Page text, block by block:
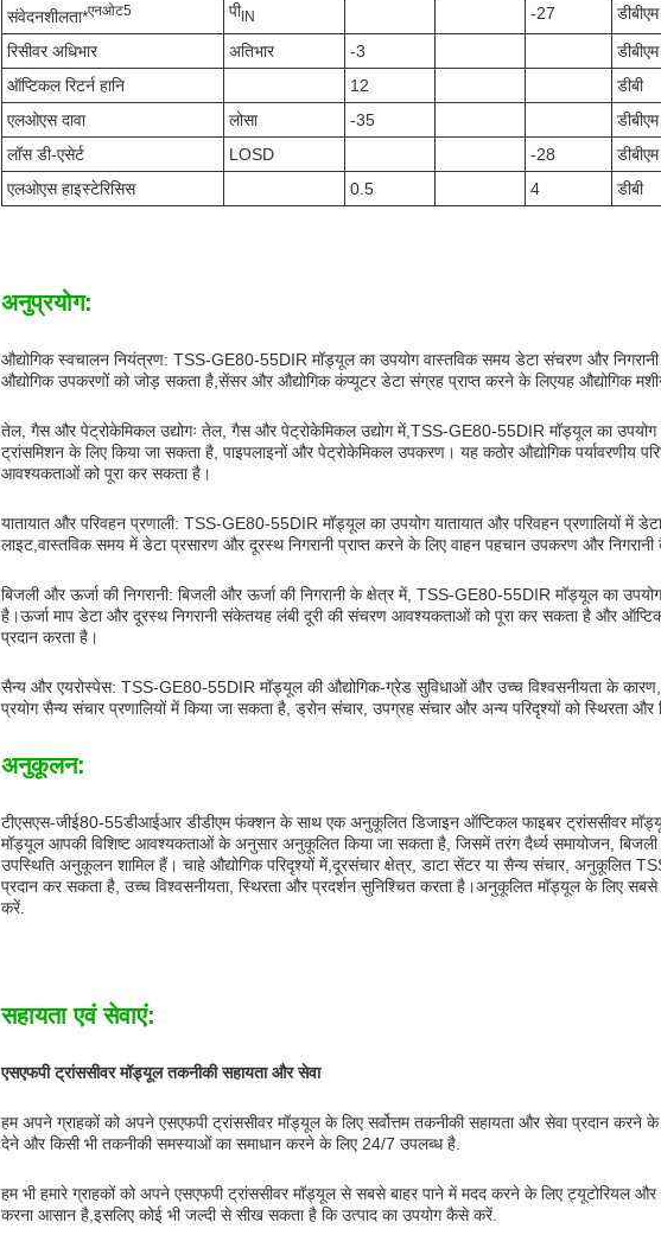
संवेदनशीलता*एनओट5 पीIN -27
डीबीएम
रिसीवर अधिभार
अतिभार -3
डीबीएम
ऑप्टिकल रिटर्न हानि
12
डीबी
एलओएस दावा
लोसा -35
डीबीएम
लॉस डी-एसेर्ट
LOSD -28
डीबीएम
एलओएस हाइस्टेरिसिस
0.5 4 डीबी
अनुप्रयोग:
औद्योगिक स्वचालन नियंत्रण: TSS-GE80-55DIR मॉड्यूल का उपयोग वास्तविक समय डेटा संचरण और निगरानी
औद्योगिक उपकरणों को जोड़ सकता है,सेंसर और औद्योगिक कंप्यूटर डेटा संग्रह प्राप्त करने के लिएयह औद्योगिक
तेल, गैस और पेट्रोकेमिकल उद्योगः तेल, गैस और पेट्रोकेमिकल उद्योग में,TSS-GE80-55DIR मॉड्यूल का
ट्रांसमिशन के लिए किया जा सकता है, पाइपलाइनों और पेट्रोकेमिकल उपकरण। यह कठोर औद्योगिक पर्यावरणीय
आवश्यकताओं को पूरा कर सकता है।
यातायात और परिवहन प्रणाली: TSS-GE80-55DIR मॉड्यूल का उपयोग यातायात और परिवहन प्रणालियों
लाइट,वास्तविक समय में डेटा प्रसारण और दूरस्थ निगरानी प्राप्त करने के लिए वाहन पहचान उपकरण और निगरानी
बिजली और ऊर्जा की निगरानी: बिजली और ऊर्जा की निगरानी के क्षेत्र में, TSS-GE80-55DIR मॉड्यूल का
है।ऊर्जा माप डेटा और दूरस्थ निगरानी संकेतयह लंबी दूरी की संचरण आवश्यकताओं को पूरा कर सकता है और ऑप्टिकल
प्रदान करता है।
सैन्य और एयरोस्पेस: TSS-GE80-55DIR मॉड्यूल की औद्योगिक-ग्रेड सुविधाओं और उच्च विश्वसनीयता के
प्रयोग सैन्य संचार प्रणालियों में किया जा सकता है, ड्रोन संचार, उपग्रह संचार और अन्य परिदृश्यों को स्थिरता
अनुकूलन:
टीएसएस-जीई80-55डीआईआर डीडीएम फंक्शन के साथ एक अनुकूलित डिजाइन ऑप्टिकल फाइबर ट्रांससीवर
मॉड्यूल आपकी विशिष्ट आवश्यकताओं के अनुसार अनुकूलित किया जा सकता है, जिसमें तरंग दैर्ध्य समायोजन,
उपस्थिति अनुकूलन शामिल हैं। चाहे औद्योगिक परिदृश्यों में,दूरसंचार क्षेत्र, डाटा सेंटर या सैन्य संचार,
प्रदान कर सकता है, उच्च विश्वसनीयता, स्थिरता और प्रदर्शन सुनिश्चित करता है।अनुकूलित मॉड्यूल के लिए सबसे
करें.
सहायता एवं सेवाएं:
एसएफपी ट्रांससीवर मॉड्यूल तकनीकी सहायता और सेवा
हम अपने ग्राहकों को अपने एसएफपी ट्रांससीवर मॉड्यूल के लिए सर्वोत्तम तकनीकी सहायता और सेवा प्रदान करने के
देने और किसी भी तकनीकी समस्याओं का समाधान करने के लिए 24/7 उपलब्ध है.
हम भी हमारे ग्राहकों को अपने एसएफपी ट्रांससीवर मॉड्यूल से सबसे बाहर पाने में मदद करने के लिए ट्यूटोरियल
करना आसान है,इसलिए कोई भी जल्दी से सीख सकता है कि उत्पाद का उपयोग कैसे करें.